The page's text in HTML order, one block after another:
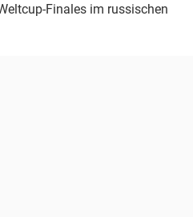
Finales im russischen